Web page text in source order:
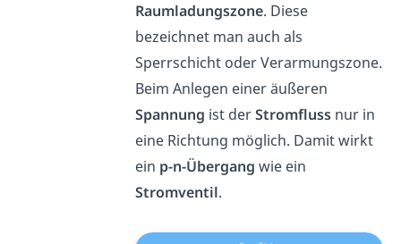
Raumladungszone. Diese
bezeichnet man auch als
Sperrschicht oder Verarmungszone.
Beim Anlegen einer äußeren
Spannung ist derStromflussnur in
eine Richtung möglich. Damit wirkt
ein p-n-Übergang wie ein
Stromventil.